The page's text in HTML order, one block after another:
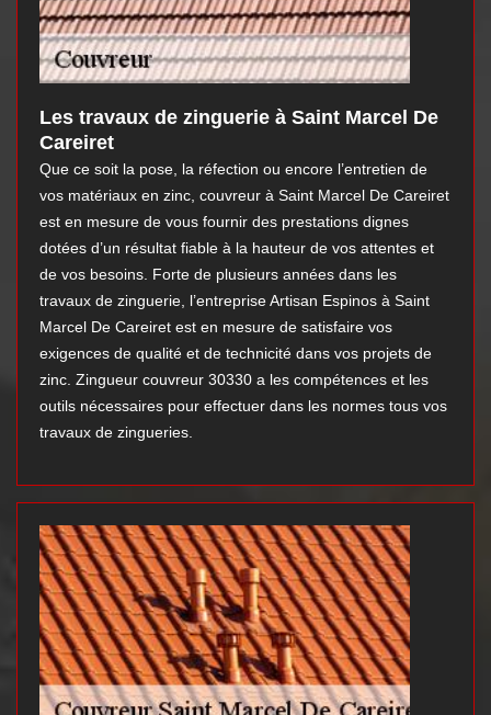
Les travaux de zinguerie à Saint Marcel De
Careiret
Que ce soit la pose, la réfection ou encore l’entretien de
vos matériaux en zinc, couvreur à Saint Marcel De Careiret
est en mesure de vous fournir des prestations dignes
dotées d’un résultat fiable à la hauteur de vos attentes et
de vos besoins. Forte de plusieurs années dans les
travaux de zinguerie, l’entreprise Artisan Espinos à Saint
Marcel De Careiret est en mesure de satisfaire vos
exigences de qualité et de technicité dans vos projets de
zinc. Zingueur couvreur 30330 a les compétences et les
outils nécessaires pour effectuer dans les normes tous vos
travaux de zingueries.